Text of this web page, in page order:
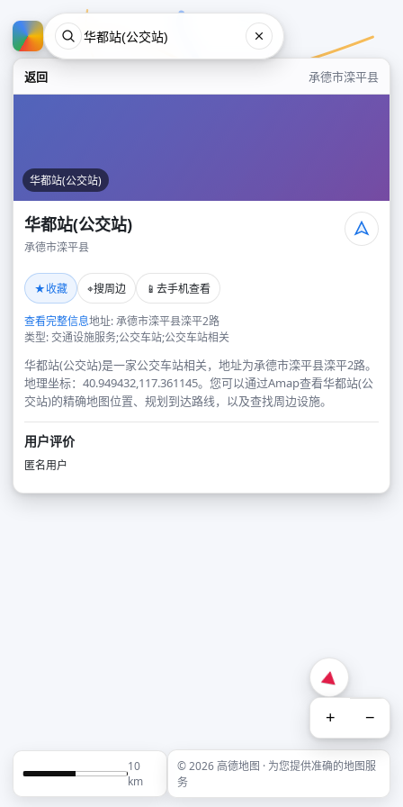
返回 承德市滦平县
华都站(公交站)
华都站(公交站)
承德市滦平县
★收藏 ⌖搜周边 📱 去手机查看
查看完整信息地址: 承德市滦平县滦平2路
类型: 交通设施服务;公交车站;公交车站相关
华都站(公交站)是一家公交车站相关，地址为承德市滦平县滦平2路。
地理坐标：40.949432,117.361145。您可以通过Amap查看华都站(公
交站)的精确地图位置、规划到达路线，以及查找周边设施。
用户评价
匿名用户
+ −
10
km
© 2026 高德地图 · 为您提供准确的地图服
务